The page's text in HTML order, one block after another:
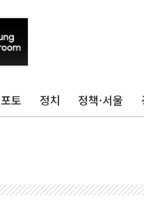
포토 정치 정책·서울